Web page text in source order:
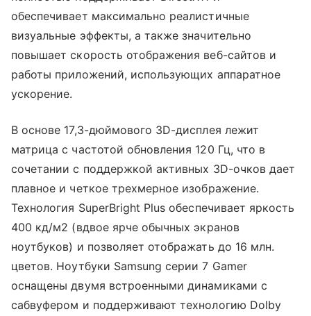
обеспечивает максимально реалистичные
визуальные эффекты, а также значительно
повышает скорость отображения веб-сайтов и
работы приложений, использующих аппаратное
ускорение.
В основе 17,3-дюймового 3D-дисплея лежит
матрица с частотой обновления 120 Гц, что в
сочетании с поддержкой активных 3D-очков дает
плавное и четкое трехмерное изображение.
Технология SuperBright Plus обеспечивает яркость
400 кд/м2 (вдвое ярче обычных экранов
ноутбуков) и позволяет отображать до 16 млн.
цветов. Ноутбуки Samsung серии 7 Gamer
оснащены двумя встроенными динамиками с
сабвуфером и поддерживают технологию Dolby